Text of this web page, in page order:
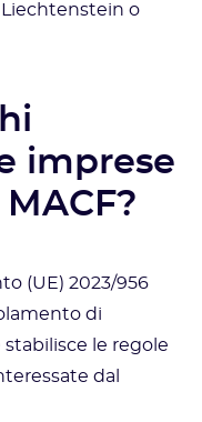
Liechtenstein o
imprese
(UE) 2023/956
di
stabilisce le regole
dal